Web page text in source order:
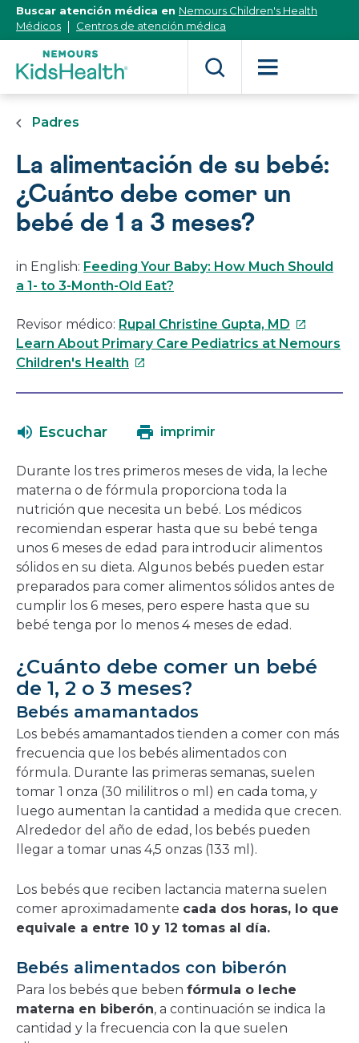
[Skip
Content]
Buscar atención médica en Nemours Children's Health
Médicos
Centros de atención médica
Padres
La alimentación de su bebé:
¿Cuánto debe comer un
bebé de 1 a 3 meses?
in English: Feeding Your Baby: How Much Should
a 1- to 3-Month-Old Eat?
Revisor médico: Rupal Christine Gupta, MD Este
enlace
Learn About Primary Care Pediatrics at Nemours
Children's Health Este
en
nueva
ventana
Escuchar imprimir
Durante los tres primeros meses de vida, la leche
materna o de fórmula proporciona toda la
nutrición que necesita un bebé. Los médicos
recomiendan esperar hasta que su bebé tenga
unos 6 meses de edad para introducir alimentos
sólidos en su dieta. Algunos bebés pueden estar
preparados para comer alimentos sólidos antes de
cumplir los 6 meses, pero espere hasta que su
bebé tenga por lo menos 4 meses de edad.
¿Cuánto debe comer un bebé
de 1, 2 o 3 meses?
Bebés amamantados
Los bebés amamantados tienden a comer con más
frecuencia que los bebés alimentados con
fórmula. Durante las primeras semanas, suelen
tomar 1 onza (30 mililitros o ml) en cada toma, y
luego aumentan la cantidad a medida que crecen.
Alrededor del año de edad, los bebés pueden
llegar a tomar unas 4,5 onzas (133 ml).
Los bebés que reciben lactancia materna suelen
comer aproximadamente cada dos horas, lo que
equivale a entre 10 y 12 tomas al día.
Bebés alimentados con biberón
Para los bebés que beben fórmula o leche
materna en biberón, a continuación se indica la
cantidad y la frecuencia con la que suelen